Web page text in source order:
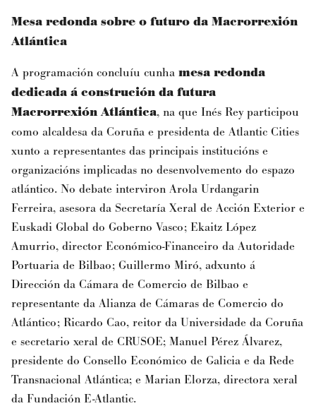
Mesa redonda sobre o futuro da Macrorrexión
Atlántica
A programación concluíu cunha mesa redonda
dedicada á construción da futura
Macrorrexión Atlántica, na que Inés Rey participou
como alcaldesa da Coruña e presidenta de Atlantic Cities
xunto a representantes das principais institucións e
organizacións implicadas no desenvolvemento do espazo
atlántico. No debate interviron Arola Urdangarin
Ferreira, asesora da Secretaría Xeral de Acción Exterior e
Euskadi Global do Goberno Vasco; Ekaitz López
Amurrio, director Económico-Financeiro da Autoridade
Portuaria de Bilbao; Guillermo Miró, adxunto á
Dirección da Cámara de Comercio de Bilbao e
representante da Alianza de Cámaras de Comercio do
Atlántico; Ricardo Cao, reitor da Universidade da Coruña
e secretario xeral de CRUSOE; Manuel Pérez Álvarez,
presidente do Consello Económico de Galicia e da Rede
Transnacional Atlántica; e Marian Elorza, directora xeral
da Fundación E-Atlantic.